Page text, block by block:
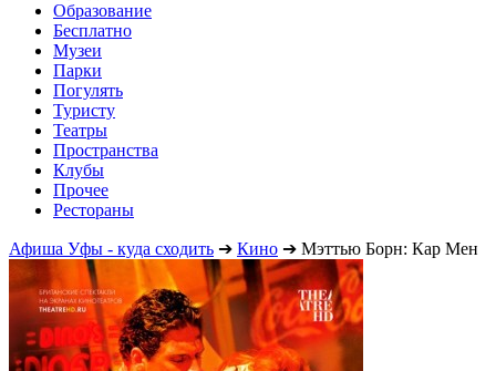
Образование
Бесплатно
Музеи
Парки
Погулять
Туристу
Театры
Пространства
Клубы
Прочее
Рестораны
Афиша Уфы - куда сходить ➔ Кино ➔ Мэттью Борн: Кар Мен